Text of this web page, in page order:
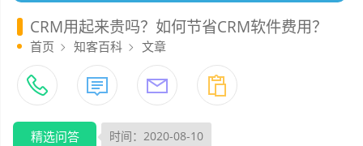
CRM用起来贵吗？如何节省CRM软件费用？
首页 知客百科 文章
精选问答 时间：2020-08-10